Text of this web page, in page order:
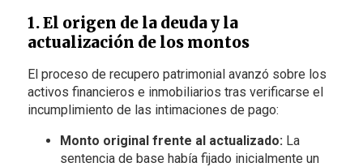
1. El origen de la deuda y la
actualización de los montos
El proceso de recupero patrimonial avanzó sobre los
activos financieros e inmobiliarios tras verificarse el
incumplimiento de las intimaciones de pago:
Monto original frente al actualizado: La
sentencia de base había fijado inicialmente un